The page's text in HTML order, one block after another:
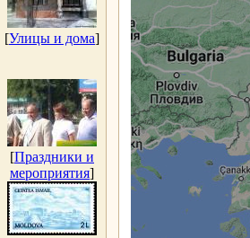
[Улицы и дома]
[Праздники и
мероприятия]